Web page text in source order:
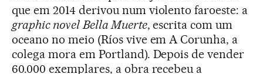
que em 2014 derivou num violento faroeste: a
graphic novel Bella Muerte, escrita com um
oceano no meio (Ríos vive em A Corunha, a
colega mora em Portland). Depois de vender
60.000 exemplares, a obra recebeu a